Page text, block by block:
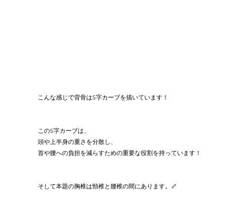
こんな感じで背骨はS字カーブを描いています！
このS字カーブは、
頭や上半身の重さを分散し、
首や腰への負担を減らすための重要な役割を持っています！
そして本題の胸椎は頸椎と腰椎の間にあります。🦴